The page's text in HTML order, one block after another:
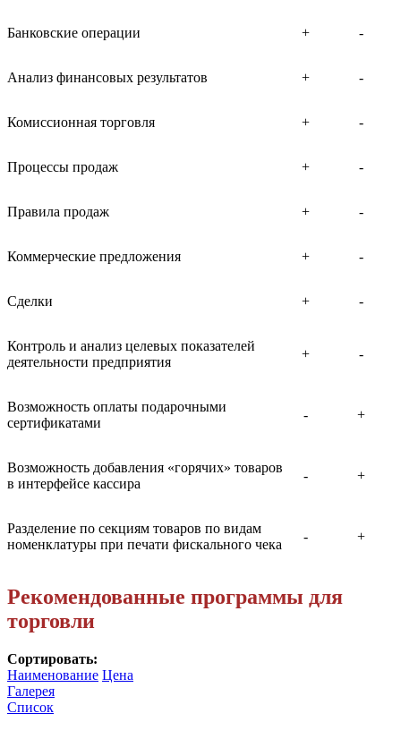
Банковские операции + -
Анализ финансовых результатов + -
Комиссионная торговля + -
Процессы продаж + -
Правила продаж + -
Коммерческие предложения + -
Сделки + -
Контроль и анализ целевых показателей
деятельности предприятия
+ -
Возможность оплаты подарочными
сертификатами
- +
Возможность добавления «горячих» товаров
в интерфейсе кассира
- +
Разделение по секциям товаров по видам
номенклатуры при печати фискального чека
- +
Рекомендованные программы для
торговли
Сортировать:
Наименование Цена
Галерея
Список